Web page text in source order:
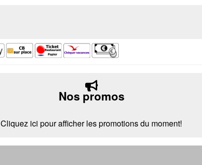
Nos promos
Cliquez ici pour afficher les promotions du moment!